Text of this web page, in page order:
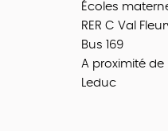
Écoles
RER C Val
Bus 169
A proximité
Leduc